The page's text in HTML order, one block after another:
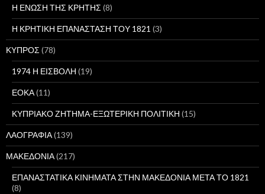
Η ΕΝΩΣΗ ΤΗΣ ΚΡΗΤΗΣ(8)
Η ΚΡΗΤΙΚΗ ΕΠΑΝΑΣΤΑΣΗ ΤΟΥ 1821 (3)
ΚΥΠΡΟΣ(78)
1974 Η ΕΙΣΒΟΛΗ (19)
ΕΟΚΑ(11)
ΚΥΠΡΙΑΚΟ ΖΗΤΗΜΑ-ΕΞΩΤΕΡΙΚΗ ΠΟΛΙΤΙΚΗ (15)
ΛΑΟΓΡΑΦΙΑ(139)
ΜΑΚΕΔΟΝΙΑ(217)
ΕΠΑΝΑΣΤΑΤΙΚΑ ΚΙΝΗΜΑΤΑ ΣΤΗΝ ΜΑΚΕΔΟΝΙΑ ΜΕΤΑ ΤΟ 1821
(8)